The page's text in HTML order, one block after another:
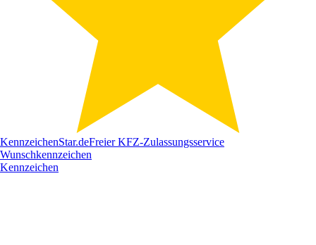
KennzeichenStar.deFreier KFZ-Zulassungsservice
Wunschkennzeichen
Kennzeichen